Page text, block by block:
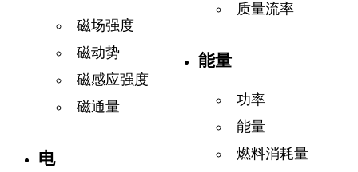
磁场强度
磁动势
磁感应强度
磁通量
电
质量流率
能量
功率
能量
燃料消耗量